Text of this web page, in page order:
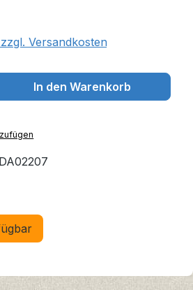
Versandkosten
Gib den
In den Warenkorb
DA02207